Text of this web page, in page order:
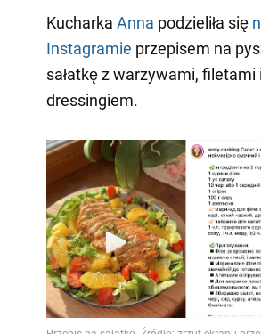
Kucharka Anna podzieliła się
Instagramie przepisem na
sałatkę z warzywami, filetami
dressingiem.